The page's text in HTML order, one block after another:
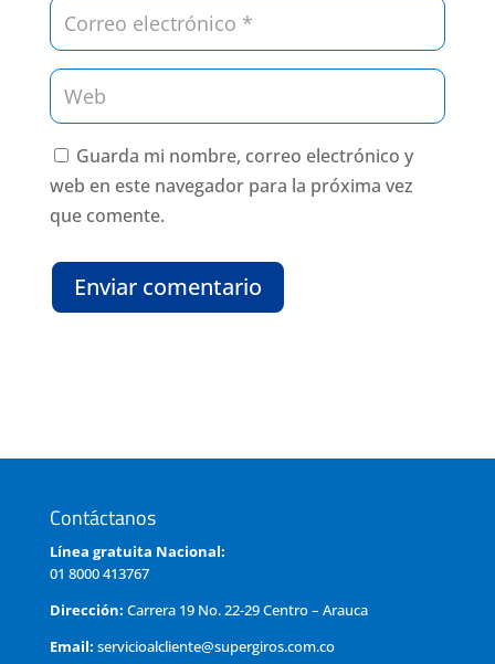
Guarda mi nombre, correo electrónico y
web en este navegador para la próxima vez
que comente.
Enviar comentario
Contáctanos
Línea gratuita Nacional:
01 8000 413767
Dirección: Carrera 19 No. 22-29 Centro – Arauca
Email: servicioalcliente@supergiros.com.co